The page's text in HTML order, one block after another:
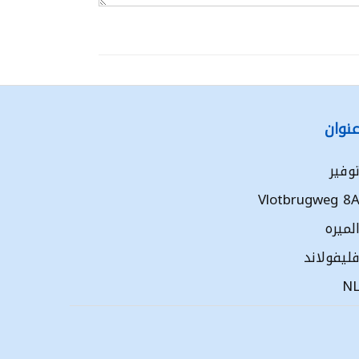
عنوان
توفير
Vlotbrugweg 8A
الميره
فليفولاند
NL